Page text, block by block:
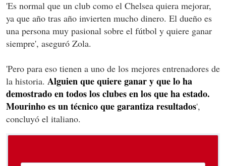
'Es normal que un club como el Chelsea quiera mejorar,
ya que año tras año invierten mucho dinero. El dueño es
una persona muy pasional sobre el fútbol y quiere ganar
siempre', aseguró Zola.
'Pero para eso tienen a uno de los mejores entrenadores de
la historia. Alguien que quiere ganar y que lo ha
demostrado en todos los clubes en los que ha estado.
Mourinho es un técnico que garantiza resultados',
concluyó el italiano.